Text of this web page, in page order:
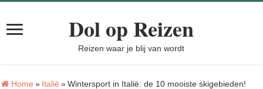
Dol op Reizen
Reizen waar je blij van wordt
Home » Italië » Wintersport in Italië: de 10 mooiste skigebieden!